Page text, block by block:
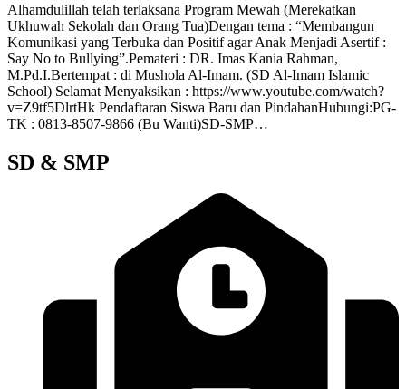
Alhamdulillah telah terlaksana Program Mewah (Merekatkan
Ukhuwah Sekolah dan Orang Tua)Dengan tema : “Membangun
Komunikasi yang Terbuka dan Positif agar Anak Menjadi Asertif :
Say No to Bullying”.Pemateri : DR. Imas Kania Rahman,
M.Pd.I.Bertempat : di Mushola Al-Imam. (SD Al-Imam Islamic
School) Selamat Menyaksikan : https://www.youtube.com/watch?
v=Z9tf5DlrtHk Pendaftaran Siswa Baru dan PindahanHubungi:PG-
TK : 0813-8507-9866 (Bu Wanti)SD-SMP…
SD & SMP